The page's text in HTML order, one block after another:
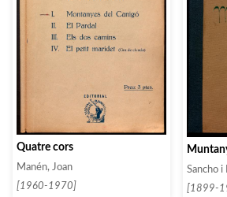
Quatre cors
Manén, Joan
[1960-1970]
Sancho i
[1899-